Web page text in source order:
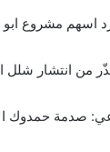
اسهم مشروع
من انتشار شلل
صدمة حمدوك